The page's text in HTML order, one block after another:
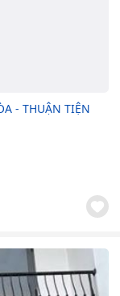
- THUẬN TIỆN